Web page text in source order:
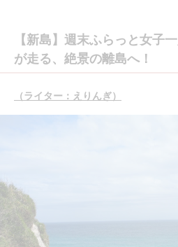
【新島】週末ふらっと女子
が走る、絶景の離島へ！
（ライター：えりんぎ）